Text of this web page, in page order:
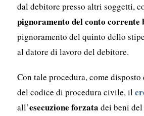
dal debitore presso altri soggetti,
pignoramento del conto corrente
pignoramento del quinto dello
al datore di lavoro del debitore.
Con tale procedura, come
del codice di procedura civile, il
all’esecuzione forzata dei beni